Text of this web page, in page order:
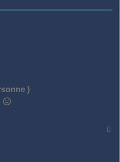
)
